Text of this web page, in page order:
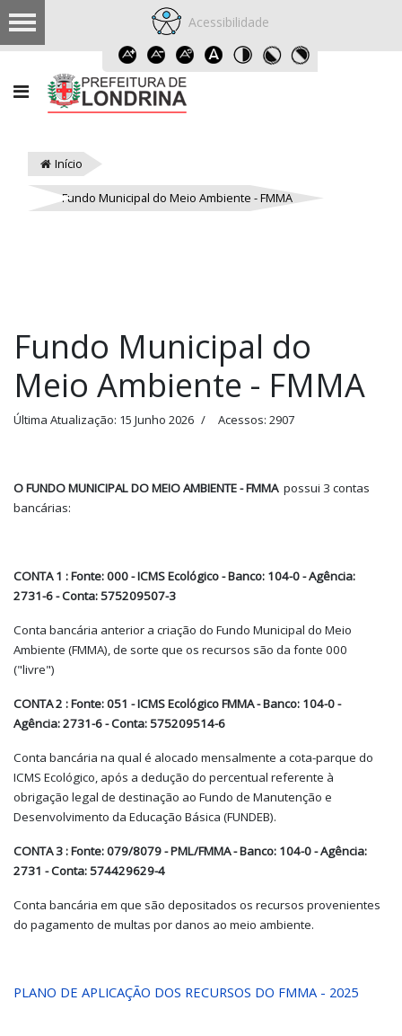
Acessibilidade
Início
Fundo Municipal do Meio Ambiente - FMMA
Fundo Municipal do
Meio Ambiente - FMMA
Última Atualização: 15 Junho 2026 Acessos: 2907
O FUNDO MUNICIPAL DO MEIO AMBIENTE - FMMA possui 3 contas
bancárias:
CONTA 1 : Fonte: 000 - ICMS Ecológico - Banco: 104-0 - Agência:
2731-6 - Conta: 575209507-3
Conta bancária anterior a criação do Fundo Municipal do Meio
Ambiente (FMMA), de sorte que os recursos são da fonte 000
("livre")
CONTA 2 : Fonte: 051 - ICMS Ecológico FMMA - Banco: 104-0 -
Agência: 2731-6 - Conta: 575209514-6
Conta bancária na qual é alocado mensalmente a cota-parque do
ICMS Ecológico, após a dedução do percentual referente à
obrigação legal de destinação ao Fundo de Manutenção e
Desenvolvimento da Educação Básica (FUNDEB).
CONTA 3 : Fonte: 079/8079 - PML/FMMA - Banco: 104-0 - Agência:
2731 - Conta: 574429629-4
Conta bancária em que são depositados os recursos provenientes
do pagamento de multas por danos ao meio ambiente.
PLANO DE APLICAÇÃO DOS RECURSOS DO FMMA - 2025